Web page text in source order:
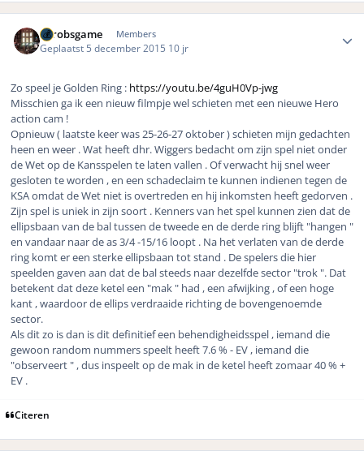
eurobsgame Members
Geplaatst 5 december 2015 10 jr
Zo speel je Golden Ring : https://youtu.be/4guH0Vp-jwg
Misschien ga ik een nieuw filmpje wel schieten met een nieuwe Hero
action cam !
Opnieuw ( laatste keer was 25-26-27 oktober ) schieten mijn gedachten
heen en weer . Wat heeft dhr. Wiggers bedacht om zijn spel niet onder
de Wet op de Kansspelen te laten vallen . Of verwacht hij snel weer
gesloten te worden , en een schadeclaim te kunnen indienen tegen de
KSA omdat de Wet niet is overtreden en hij inkomsten heeft gedorven .
Zijn spel is uniek in zijn soort . Kenners van het spel kunnen zien dat de
ellipsbaan van de bal tussen de tweede en de derde ring blijft "hangen "
en vandaar naar de as 3/4 -15/16 loopt . Na het verlaten van de derde
ring komt er een sterke ellipsbaan tot stand . De spelers die hier
speelden gaven aan dat de bal steeds naar dezelfde sector "trok ". Dat
betekent dat deze ketel een "mak " had , een afwijking , of een hoge
kant , waardoor de ellips verdraaide richting de bovengenoemde
sector.
Als dit zo is dan is dit definitief een behendigheidsspel , iemand die
gewoon random nummers speelt heeft 7.6 % - EV , iemand die
"observeert " , dus inspeelt op de mak in de ketel heeft zomaar 40 % +
EV .
Citeren